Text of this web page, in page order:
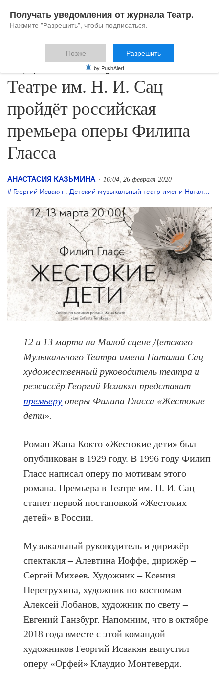
В Детском Музыкальном
Театре им. Н. И. Сац
пройдёт российская
премьера оперы Филипа
Гласса
АНАСТАСИЯ КАЗЬМИНА 16:04, 26 февраля 2020
Георгий Исаакян, Детский музыкальный театр имени Наталии Сац
12 и 13 марта на Малой сцене Детского
Музыкального Театра имени Наталии Сац
художественный руководитель театра и
режиссёр Георгий Исаакян представит
премьеру оперы Филипа Гласса «Жестокие
дети».
Роман Жана Кокто «Жестокие дети» был
опубликован в 1929 году. В 1996 году Филип
Гласс написал оперу по мотивам этого
романа. Премьера в Театре им. Н. И. Сац
станет первой постановкой «Жестоких
детей» в России.
Музыкальный руководитель и дирижёр
спектакля – Алевтина Иоффе, дирижёр –
Сергей Михеев. Художник – Ксения
Перетрухина, художник по костюмам –
Алексей Лобанов, художник по свету –
Евгений Ганзбург. Напомним, что в октябре
2018 года вместе с этой командой
художников Георгий Исаакян выпустил
оперу «Орфей» Клаудио Монтеверди.
Получать уведомления от журнала Театр.
Нажмите "Разрешить", чтобы подписаться.
Позже Разрешить
by PushAlert